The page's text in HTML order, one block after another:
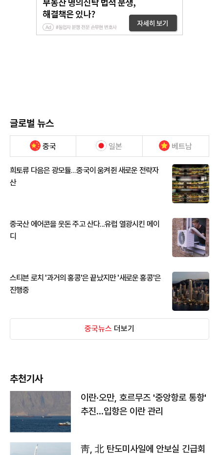
글로벌 뉴스
중국 일본 베트남
희토류 다음은 광모듈…중국이 움켜쥔 새로운 전략자
산
중국산 에어콘을 웃돈 주고 산다...유럽 열광시킨 메이
디
스티븐 로치 '과거의 홍콩'은 끝났지만 '새로운 홍콩'은
진행중
중국뉴스 더보기
추천기사
이란·오만, 호르무즈 '중앙항로 통항'
추진…입항은 이란 관리
靑, 北 탄도미사일에 안보실 긴급회